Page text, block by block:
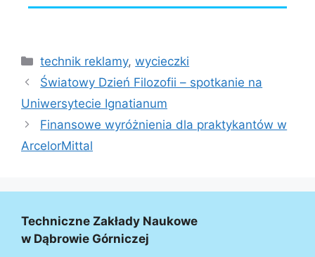
technik reklamy,wycieczki
Światowy Dzień Filozofii – spotkanie na
Uniwersytecie Ignatianum
Finansowe wyróżnienia dla praktykantów w
ArcelorMittal
Techniczne Zakłady Naukowe
w Dąbrowie Górniczej